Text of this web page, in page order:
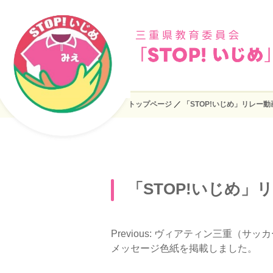
トップページ ／ 「STOP!いじめ」リレー
「STOP!いじめ」
投
Previous: ヴィアティン三重（サッ
メッセージ色紙を掲載しました。